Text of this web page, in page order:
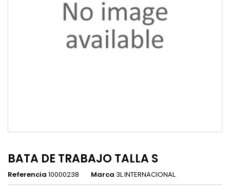
BATA DE TRABAJO TALLA S
Referencia 10000238 Marca 3L INTERNACIONAL.